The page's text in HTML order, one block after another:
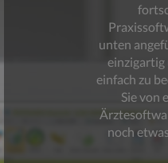
unten
einzigartig
einfach zu
Sie von
noch